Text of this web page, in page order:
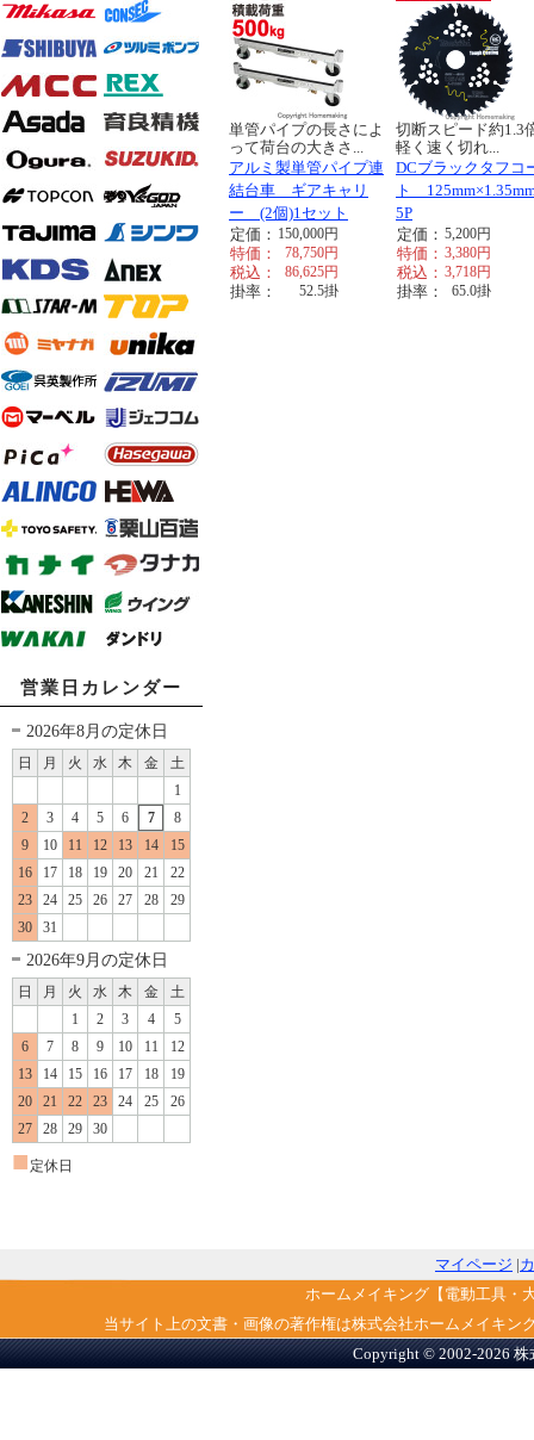
営業日カレンダー
2026年8月の定休日
日 月 火 水 木 金
土
1
2
3 4 5 6 7
8
9
10 11 12 13 14
15
16
17 18 19 20 21
22
23
24 25 26 27 28
29
30
31
2026年9月の定休日
日 月 火 水 木 金
土
1
2 3 4
5
6
7 8 9 10 11
12
13
14 15 16 17 18
19
20
21 22 23 24 25
26
27
28 29 30
■ 定休日
単管パイプの長さによ
って荷台の大きさ...
アルミ製単管パイプ連
結台車 ギアキャリ
ー (2個)1セット
定価： 150,000円
特価： 78,750円
税込： 86,625円
掛率： 52.5掛
切断スピード約1.3
軽く速く切れ...
DCブラックタフコ
ト
5P
定価： 5,200円
特価： 3,380円
税込： 3,718円
掛率： 65.0掛
マイページ |
ホームメイキング【電動工具・
当サイト上の文書・画像の著作権は株式会社ホームメイキ
Copyright © 2002-2026